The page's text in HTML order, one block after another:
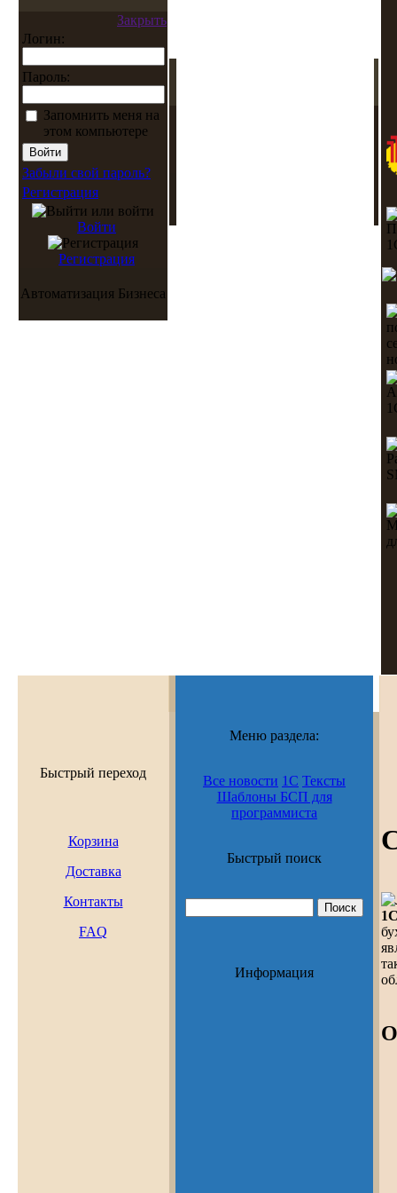
Закрыть
Логин:
Пароль:
Запомнить меня на
этом компьютере
Забыли свой пароль?
Регистрация
Войти
Регистрация
Автоматизация Бизнеса
Быстрый переход
Корзина
Доставка
Контакты
FAQ
Меню раздела:
Все новости 1С Тексты
Шаблоны БСП для
программиста
Быстрый поиск
Информация